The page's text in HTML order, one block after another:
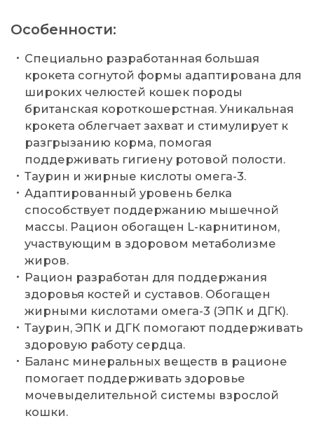
Особенности:
Специально разработанная большая
крокета согнутой формы адаптирована для
широких челюстей кошек породы
британская короткошерстная. Уникальная
крокета облегчает захват и стимулирует к
разгрызанию корма, помогая
поддерживать гигиену ротовой полости.
Таурин и жирные кислоты омега-3.
Адаптированный уровень белка
способствует поддержанию мышечной
массы. Рацион обогащен L-карнитином,
участвующим в здоровом метаболизме
жиров.
Рацион разработан для поддержания
здоровья костей и суставов. Обогащен
жирными кислотами омега-3 (ЭПК и ДГК).
Таурин, ЭПК и ДГК помогают поддерживать
здоровую работу сердца.
Баланс минеральных веществ в рационе
помогает поддерживать здоровье
мочевыделительной системы взрослой
кошки.